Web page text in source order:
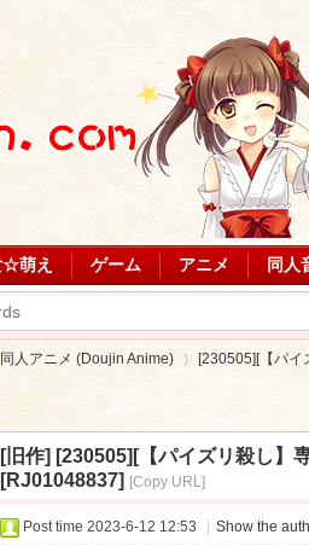
☆萌え ゲーム アニメ 同人
同人アニメ (Doujin Anime)
›
[230505][【パイ
[旧作] [230505][【パイズリ殺し】
[RJ01048837] [Copy URL]
Post time 2023-6-12 12:53 Show the